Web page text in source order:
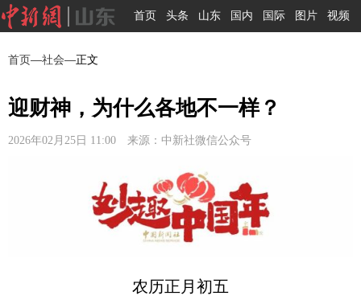
首页 头条 山东 国内 国际 图片 视频
首页—社会—正文
迎财神，为什么各地不一样？
2026年02月25日 11:00 来源：中新社微信公众号
农历正月初五